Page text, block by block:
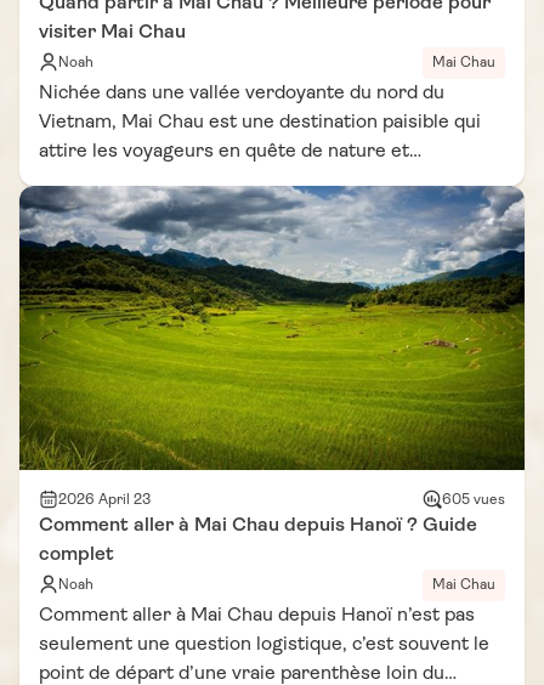
visiter Mai Chau
Noah Mai Chau
Nichée dans une vallée verdoyante du nord du
Vietnam, Mai Chau est une destination paisible qui
attire les voyageurs en quête de nature et
cette région, il est essentiel de bien choisir la
période de voyage. La meilleure période pour visiter
Mai Chau dépend fortement du climat, des rizières
et des activités possibles sur place. Selon notre
expérience et plusieurs récits inspirés d’un carnet
de voyage Vietnam Vie D'Asie, savoir quand partir à
Mai Chau permet de transformer complètement le
séjour. Entre rizières changeantes, villages
ethniques et paysages de montagne, chaque saison
offre une ambiance différente et unique.
2026 April 23 605 vues
Comment aller à Mai Chau depuis Hanoï ? Guide
complet
Noah Mai Chau
Comment aller à Mai Chau depuis Hanoï n’est pas
seulement une question logistique, c’est souvent le
point de départ d’une vraie parenthèse loin du